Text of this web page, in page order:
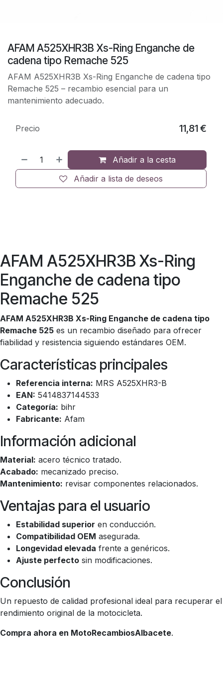
AFAM A525XHR3B Xs-Ring Enganche de
cadena tipo Remache 525
AFAM A525XHR3B Xs-Ring Enganche de cadena tipo
Remache 525 – recambio esencial para un
mantenimiento adecuado.
Añadir a la cesta
Añadir a lista de deseos
Precio 11,81€
AFAM A525XHR3B Xs-Ring
Enganche de cadena tipo
Remache 525
AFAM A525XHR3B Xs-Ring Enganche de cadena tipo
Remache 525 es un recambio diseñado para ofrecer
fiabilidad y resistencia siguiendo estándares OEM.
Características principales
Referencia interna: MRS A525XHR3-B
EAN: 5414837144533
Categoría: bihr
Fabricante: Afam
Información adicional
Material: acero técnico tratado.
Acabado: mecanizado preciso.
Mantenimiento: revisar componentes relacionados.
Ventajas para el usuario
Estabilidad superior en conducción.
Compatibilidad OEM asegurada.
Longevidad elevada frente a genéricos.
Ajuste perfecto sin modificaciones.
Conclusión
Un repuesto de calidad profesional ideal para recuperar el
rendimiento original de la motocicleta.
Compra ahora en MotoRecambiosAlbacete.